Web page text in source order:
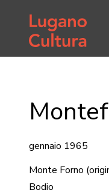
Home page
gennaio 1965
Monte Forno
Bodio